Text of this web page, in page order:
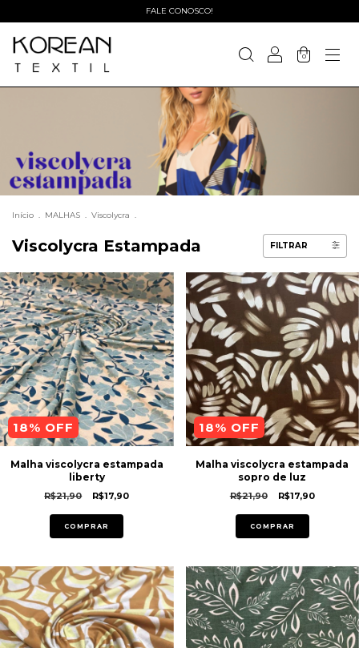
FALE CONOSCO!
0
Início . MALHAS . Viscolycra .
Viscolycra Estampada FILTRAR
18% OFF
Malha viscolycra estampada
liberty
R$21,90 R$17,90
COMPRAR
18% OFF
Malha viscolycra estampada
sopro de luz
R$21,90 R$17,90
COMPRAR